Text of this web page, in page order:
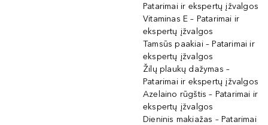
Patarimai ir ekspertų įžvalgos
Vitaminas E – Patarimai ir
ekspertų įžvalgos
Tamsūs paakiai – Patarimai ir
ekspertų įžvalgos
Žilų plaukų dažymas –
Patarimai ir ekspertų įžvalgos
Azelaino rūgštis – Patarimai ir
ekspertų įžvalgos
Dieninis makiažas – Patarimai